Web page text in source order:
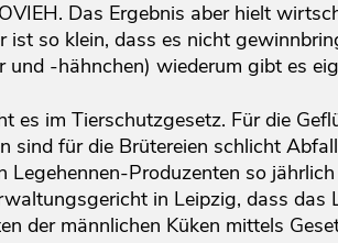
Das Ergebnis aber hielt
ist so klein, dass es nicht
-hähnchen) wiederum gibt es
es im Tierschutzgesetz. Für die
sind für die Brütereien schlicht
Produzenten so
in Leipzig, dass das
der männlichen Küken mittels